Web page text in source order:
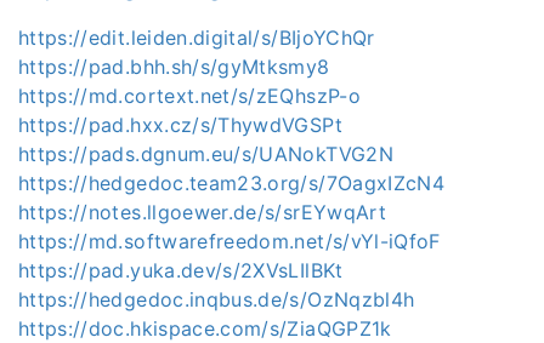
https://edit.leiden.digital/s/BIjoYChQr
https://pad.bhh.sh/s/gyMtksmy8
https://md.cortext.net/s/zEQhszP-o
https://pad.hxx.cz/s/ThywdVGSPt
https://pads.dgnum.eu/s/UANokTVG2N
https://hedgedoc.team23.org/s/7OagxIZcN4
https://notes.llgoewer.de/s/srEYwqArt
https://md.softwarefreedom.net/s/vYl-iQfoF
https://pad.yuka.dev/s/2XVsLIlBKt
https://hedgedoc.inqbus.de/s/OzNqzbl4h
https://doc.hkispace.com/s/ZiaQGPZ1k